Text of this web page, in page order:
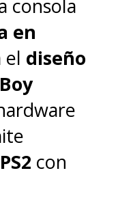
el Pro
de
tanto
de la
consola
en
el diseño
con